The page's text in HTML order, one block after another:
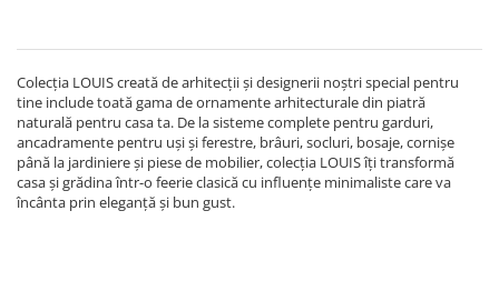
Colecția LOUIS creată de arhitecții și designerii noștri special pentru
tine include toată gama de ornamente arhitecturale din piatră
naturală pentru casa ta. De la sisteme complete pentru garduri,
ancadramente pentru uși și ferestre, brâuri, socluri, bosaje, cornișe
până la jardiniere și piese de mobilier, colecția LOUIS îți transformă
casa și grădina într-o feerie clasică cu influențe minimaliste care va
încânta prin eleganță și bun gust.